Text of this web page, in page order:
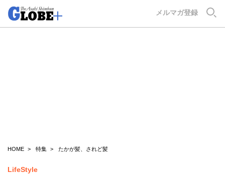
メルマガ登録
HOME 特集 たかが髪、されど髪
LifeStyle